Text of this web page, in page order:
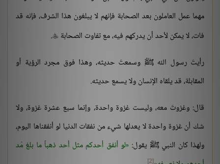
مهما عمل العاملون بعد الصحابة فإنهم لا يبلغون هذا الشرف، فإنه قد
فات، لا يمكن لأحد أن يدركهم فيه، مع تفاوت الصحابة 
.
رأيتَ رسول الله ﷺ وسمعتَ حديثه، وهذا فوق مجرد الرؤية أو
المقابلة، قد يلقاه الإنسان ولا يسمع حديثه.
قال: وغزوتَ معه، وليست غزوة واحدة، وإنما سبع عشرة غزوة، ولا
شك أن غزوة واحدة لا يعدلها شيء من نفقات الدنيا لو أنفقناها اليوم،
ولهذا كان النبي ﷺ يقول: لو أنفق أحدكم مثل أحد ذهباً ما بلغ مُد
[2]